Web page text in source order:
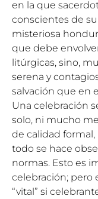
en la que
conscientes de
misteriosa
que debe
litúrgicas, sino,
serena y
salvación que en
Una celebración
solo, ni mucho
de calidad
todo se hace
normas. Esto es
celebración; pero
“vital” si